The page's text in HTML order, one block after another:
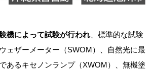
機によって試験が行われ、標準的な試験
ェザーメーター（SWOM）、自然光に最
あるキセノンランプ（XWOM）、無機塗